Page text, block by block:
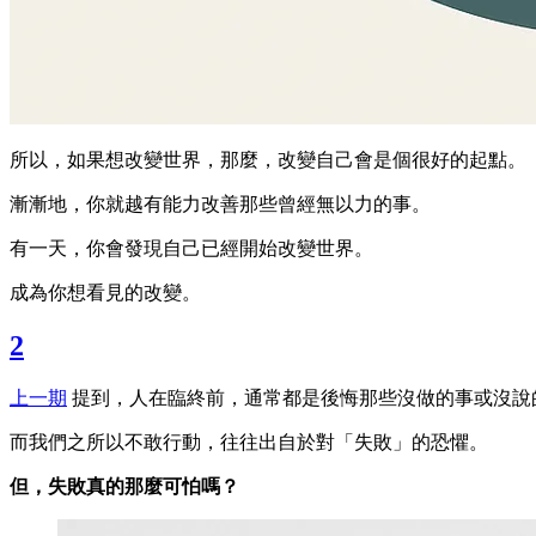
所以，如果想改變世界，那麼，改變自己會是個很好的起點。
漸漸地，你就越有能力改善那些曾經無以力的事。
有一天，你會發現自己已經開始改變世界。
成為你想看見的改變。
2
上一期 提到，人在臨終前，通常都是後悔那些沒做的事或沒說
而我們之所以不敢行動，往往出自於對「失敗」的恐懼。
但，失敗真的那麼可怕嗎？